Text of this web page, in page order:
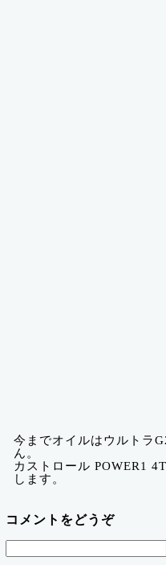
今までオイルはウルトラ
ん。
カストロール POWER1
します。
コメントをどうぞ